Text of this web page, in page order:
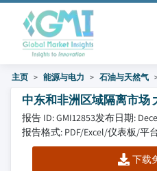
主页 能源与电力 石油与天然气
中东和非洲区域隔离市场
报告 ID: GMI12853发布日期:
报告格式: PDF/Excel/仪表板/平
下载